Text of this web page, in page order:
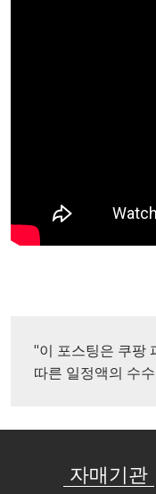
"이 포스팅은 쿠팡
따른 일정액의 수
자매기관